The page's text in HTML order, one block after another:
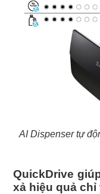
AI Dispenser tự
QuickDrive
xả hiệu quả